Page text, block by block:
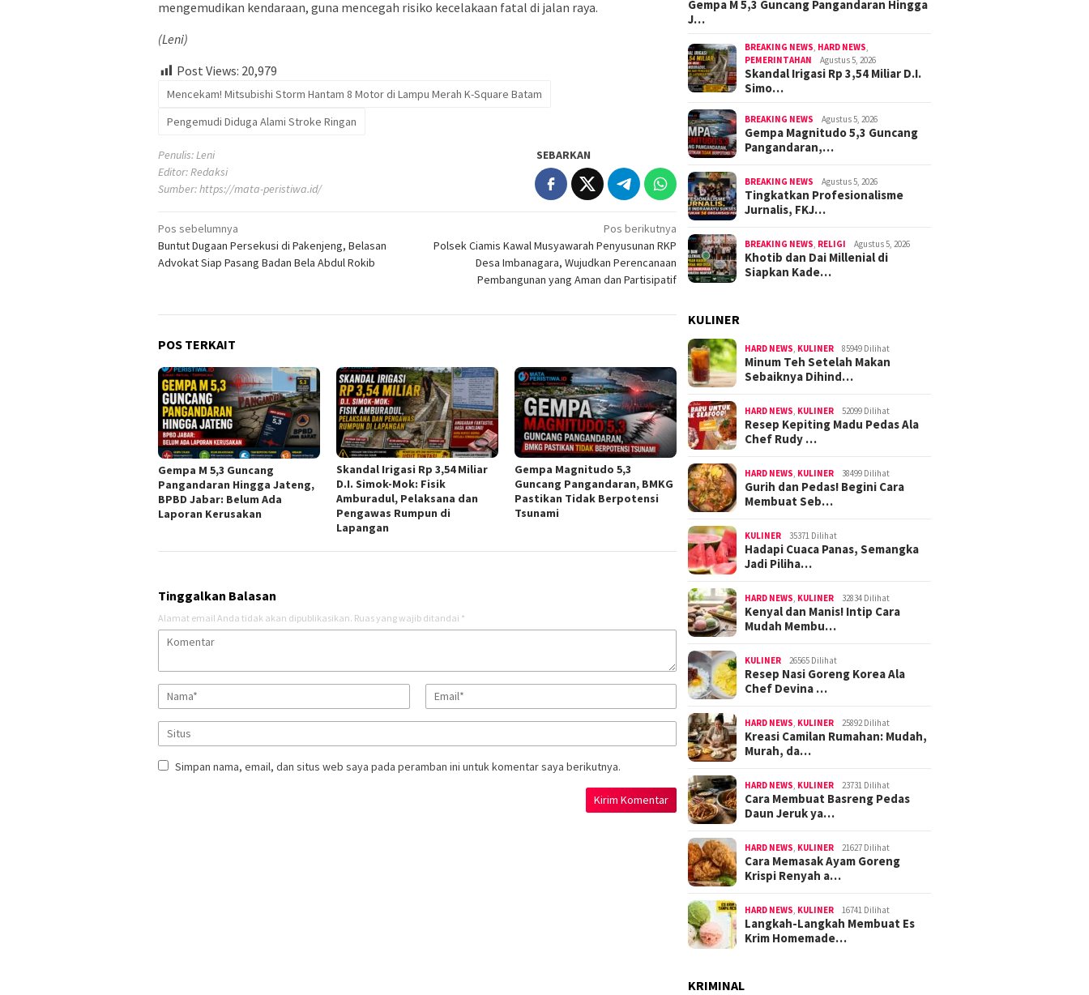
mengemudikan kendaraan, guna mencegah risiko kecelakaan fatal di jalan raya.
(Leni)
Post Views: 20,979
Mencekam! Mitsubishi Storm Hantam 8 Motor di Lampu Merah K-Square Batam
Pengemudi Diduga Alami Stroke Ringan
Penulis: Leni
Editor: Redaksi
Sumber:https://mata-peristiwa.id/
SEBARKAN
Navigasi
pos
Pos sebelumnya
Buntut Dugaan Persekusi di Pakenjeng, Belasan
Advokat Siap Pasang Badan Bela Abdul Rokib
Pos berikutnya
Polsek Ciamis Kawal Musyawarah Penyusunan RKP
Desa Imbanagara, Wujudkan Perencanaan
Pembangunan yang Aman dan Partisipatif
POS TERKAIT
Gempa M 5,3 Guncang
Pangandaran Hingga Jateng,
BPBD Jabar: Belum Ada
Laporan Kerusakan
Skandal Irigasi Rp 3,54 Miliar
D.I. Simok-Mok: Fisik
Amburadul, Pelaksana dan
Pengawas Rumpun di
Lapangan
Gempa Magnitudo 5,3
Guncang Pangandaran, BMKG
Pastikan Tidak Berpotensi
Tsunami
Tinggalkan Balasan
Alamat email Anda tidak akan dipublikasikan. Ruas yang wajib ditandai *
Simpan nama, email, dan situs web saya pada peramban ini untuk komentar saya berikutnya.
Gempa M 5,3 Guncang Pangandaran Hingga
J…
BREAKING NEWS HARD NEWS
PEMERINTAHAN
Agustus 5, 2026
Skandal Irigasi Rp 3,54 Miliar D.I.
Simo…
BREAKING NEWS Agustus 5, 2026
Gempa Magnitudo 5,3 Guncang
Pangandaran,…
BREAKING NEWS Agustus 5, 2026
Tingkatkan Profesionalisme
Jurnalis, FKJ…
BREAKING NEWS RELIGI Agustus 5, 2026
Khotib dan Dai Millenial di
Siapkan Kade…
KULINER
HARD NEWS KULINER 85949 Dilihat
Minum Teh Setelah Makan
Sebaiknya Dihind…
HARD NEWS KULINER 52099 Dilihat
Resep Kepiting Madu Pedas Ala
Chef Rudy …
HARD NEWS KULINER 38499 Dilihat
Gurih dan Pedas! Begini Cara
Membuat Seb…
KULINER 35371 Dilihat
Hadapi Cuaca Panas, Semangka
Jadi Piliha…
HARD NEWS KULINER 32834 Dilihat
Kenyal dan Manis! Intip Cara
Mudah Membu…
KULINER 26565 Dilihat
Resep Nasi Goreng Korea Ala
Chef Devina …
HARD NEWS KULINER 25892 Dilihat
Kreasi Camilan Rumahan: Mudah,
Murah, da…
HARD NEWS KULINER 23731 Dilihat
Cara Membuat Basreng Pedas
Daun Jeruk ya…
HARD NEWS KULINER 21627 Dilihat
Cara Memasak Ayam Goreng
Krispi Renyah a…
HARD NEWS KULINER 16741 Dilihat
Langkah-Langkah Membuat Es
Krim Homemade…
KRIMINAL